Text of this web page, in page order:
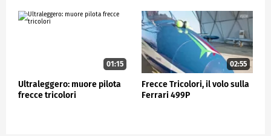
nell'ambito delle celebrazioni per il Centenario
dell'Aeronautica Militare.
01:15
Ultraleggero: muore pilota
frecce tricolori
02:55
Frecce Tricolori, il volo sulla
Ferrari 499P